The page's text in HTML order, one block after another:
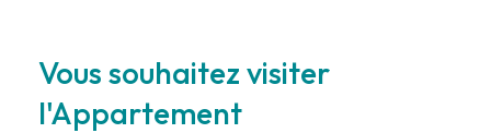
Vous souhaitez visiter
l'Appartement